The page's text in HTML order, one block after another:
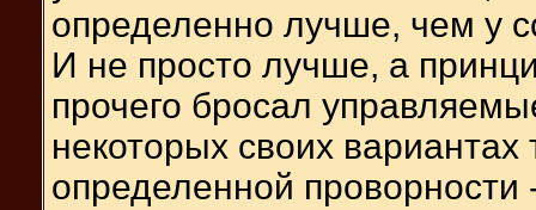
определенно лучше, чем у
И не просто лучше, а
прочего бросал
некоторых своих
определенной